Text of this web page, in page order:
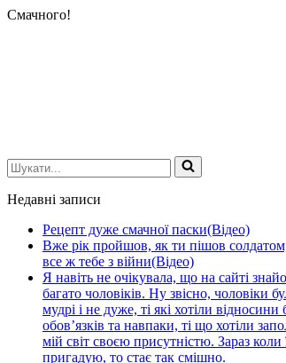
Смачного!
Шукати...
Недавні записи
Рецепт дуже смачної паски(Відео)
Вже рік пройшов, як ти пішов
все ж тебе з війни(Відео)
Я навіть не очікувала, що на сайті
багато чоловіків. Ну звісно, чоловіки
мудрі і не дуже, ті які хотіли відносини
обов’язків та навпаки, ті що хотіли
мій світ своєю присутністю. Зараз коли
пригадую, то стає так смішно.